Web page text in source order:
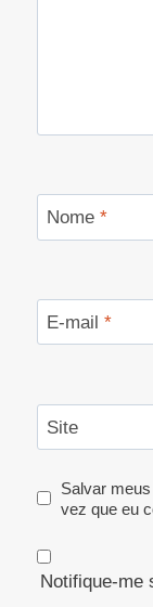
Nome *
E-mail *
Site
Salvar
vez que eu
Notifique-me